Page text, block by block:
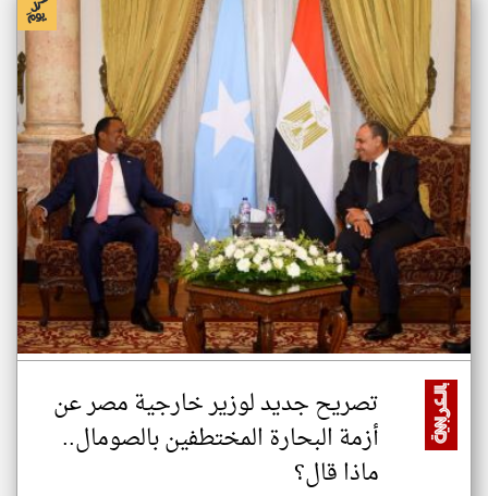
تصريح جديد لوزير خارجية مصر عن
أزمة البحارة المختطفين بالصومال..
ماذا قال؟